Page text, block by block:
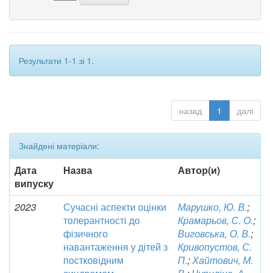
Результати 1-1 зі 1.
назад 1 далі
Знайдені матеріали:
Дата
випуску
Назва Автор(и)
2023
Сучасні аспекти оцінки
толерантності до
фізичного
навантаження у дітей з
постковідним
Марушко, Ю. В.;
Крамарьов, С. О.;
Виговська, О. В.;
Кривопустов, С.
П.;Хайтович, М.